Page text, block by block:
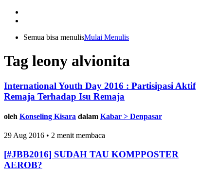
Semua bisa menulisMulai Menulis
Tag leony alvionita
International Youth Day 2016 : Partisipasi Aktif
Remaja Terhadap Isu Remaja
oleh Konseling Kisara dalam Kabar > Denpasar
29 Aug 2016 • 2 menit membaca
[#JBB2016] SUDAH TAU KOMPPOSTER
AEROB?